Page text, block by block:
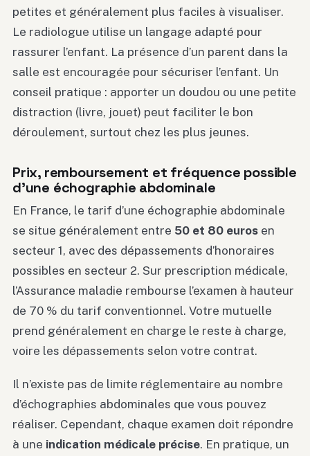
petites et généralement plus faciles à visualiser.
Le radiologue utilise un langage adapté pour
rassurer l’enfant. La présence d’un parent dans la
salle est encouragée pour sécuriser l’enfant. Un
conseil pratique : apporter un doudou ou une petite
distraction (livre, jouet) peut faciliter le bon
déroulement, surtout chez les plus jeunes.
Prix, remboursement et fréquence possible
d’une échographie abdominale
En France, le tarif d’une échographie abdominale
se situe généralement entre 50 et 80 euros en
secteur 1, avec des dépassements d’honoraires
possibles en secteur 2. Sur prescription médicale,
l’Assurance maladie rembourse l’examen à hauteur
de 70 % du tarif conventionnel. Votre mutuelle
prend généralement en charge le reste à charge,
voire les dépassements selon votre contrat.
Il n’existe pas de limite réglementaire au nombre
d’échographies abdominales que vous pouvez
réaliser. Cependant, chaque examen doit répondre
à une indication médicale précise. En pratique, un